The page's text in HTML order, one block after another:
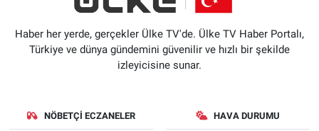
Haber her yerde, gerçekler Ülke TV'de. Ülke TV Haber Portalı,
Türkiye ve dünya gündemini güvenilir ve hızlı bir şekilde
izleyicisine sunar.
NÖBETÇI ECZANELER HAVA DURUMU